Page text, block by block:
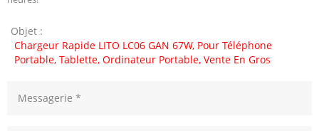
Objet :
Chargeur Rapide LITO LC06 GAN 67W, Pour Téléphone
Portable, Tablette, Ordinateur Portable, Vente En Gros